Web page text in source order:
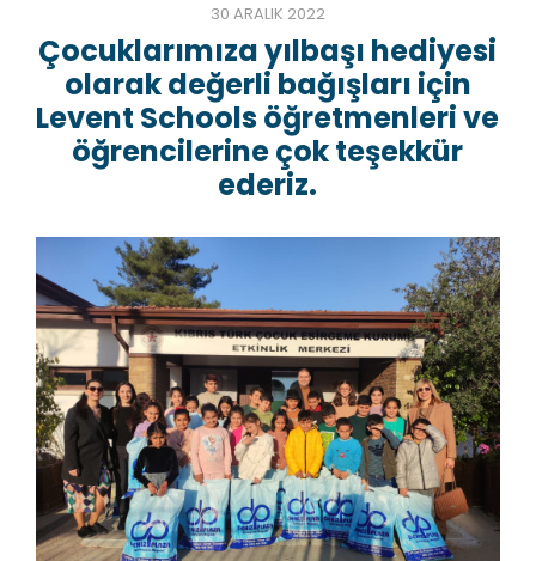
30 ARALIK 2022
Çocuklarımıza yılbaşı hediyesi
olarak değerli bağışları için
Levent Schools öğretmenleri ve
öğrencilerine çok teşekkür
ederiz.